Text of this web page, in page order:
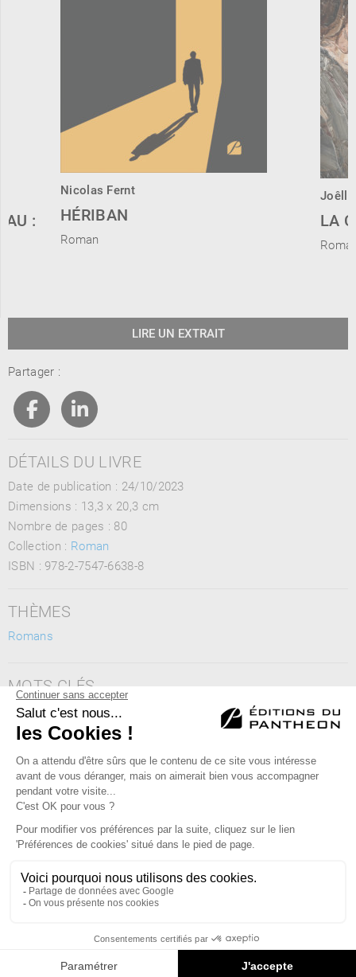
:
Nicolas Fernt
HÉRIBAN
Roman
Joêlle
LA
LIRE UN EXTRAIT
Partager :
DÉTAILS DU LIVRE
Date de publication : 24/10/2023
Dimensions : 13,3 x 20,3 cm
Nombre de pages : 80
Collection : Roman
ISBN : 978-2-7547-6638-8
THÈMES
Romans
MOTS CLÉS
philosophie, révolution, amour, guerre, violence, identité,
romance
Éditions du Panthéon - 12, rue Antoine Bourdelle
75015 Paris
01 43 71 14 72
FAQ LIBRAIRIES MENTIONS LÉGALES